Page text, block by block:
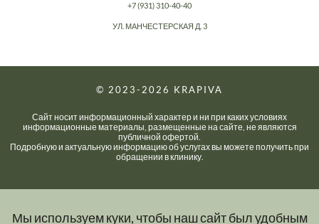
Мы используем куки, чтобы наш сайт был удобным
+7 (931) 310-40-40
УЛ. МАНЧЕСТЕРСКАЯ Д. 3
© 2023-2026 KRAPIVA
Сайт носит информационный характер и ни при каких условиях
информационные материалы, размещенные на сайте, не являются
публичной офертой.
Подробную и актуальную информацию об услугах вы можете получить при
обращении в клинику.